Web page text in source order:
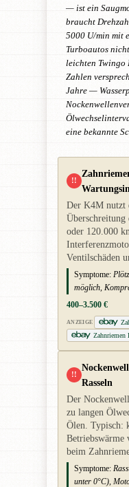
— ist ein
braucht
5000 U/min mit
Turboautos
leichten Twingo
Zahlen
Jahre —
eine bekannte
!!
Der K4M nutzt
Überschreitung
oder 120.000
Ventilschäden
Symptome:
möglich,
400–3.500 €
ANZEIGE
!!
Rasseln
Der
zu langen
Ölen. Typisch:
Betriebswärme
beim
Symptome:
unter 0°C),